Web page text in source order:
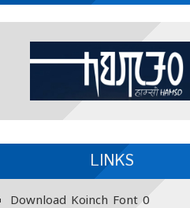
LINKS
Download Koinch Font0